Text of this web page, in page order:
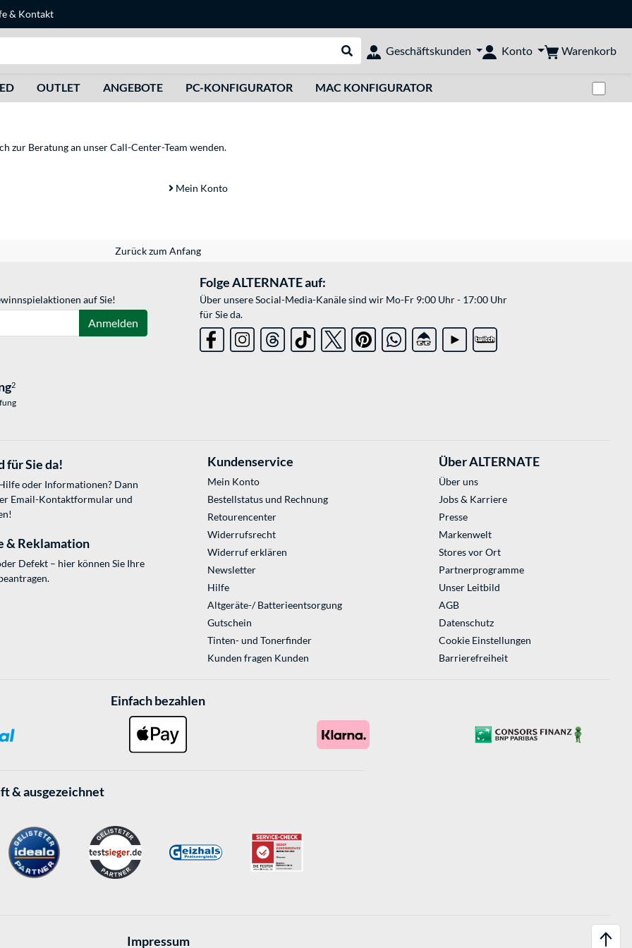
& Kontakt
Suche durchführen
Geschäftskunden Konto Warenkorb
OUTLET ANGEBOTE PC-KONFIGURATOR MAC KONFIGURATOR
zur Beratung an unser Call-Center-Team wenden.
Mein Konto
Zurück zum Anfang
auf Sie!
Anmelden
Folge ALTERNATE auf:
Über unsere Social-Media-Kanäle sind wir Mo-Fr 9:00 Uhr - 17:00 Uhr
für Sie da.
2
für Sie da!
oder Informationen? Dann
Email-Kontaktformularund
& Reklamation
Defekt – hier können Sie Ihre
Kundenservice
Mein Konto
Bestellstatus und Rechnung
Retourencenter
Widerrufsrecht
Widerruf erklären
Newsletter
Hilfe
Altgeräte-/ Batterieentsorgung
Gutschein
Tinten- und Tonerfinder
Kunden fragen Kunden
Über ALTERNATE
Über uns
Jobs & Karriere
Presse
Markenwelt
Stores vor Ort
Partnerprogramme
Unser Leitbild
AGB
Datenschutz
Cookie Einstellungen
Barrierefreiheit
Einfach bezahlen
& ausgezeichnet
Impressum